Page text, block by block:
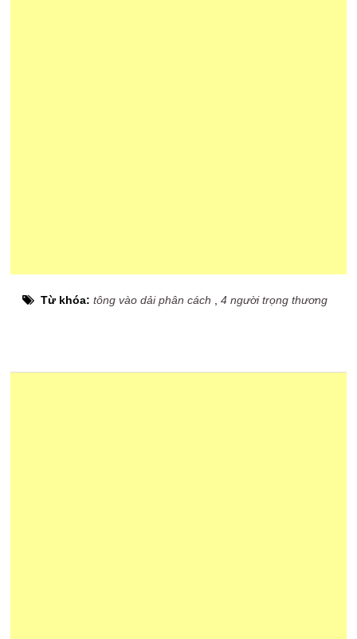
Từ khóa:tông vào dải phân cách ,4 người trọng thương